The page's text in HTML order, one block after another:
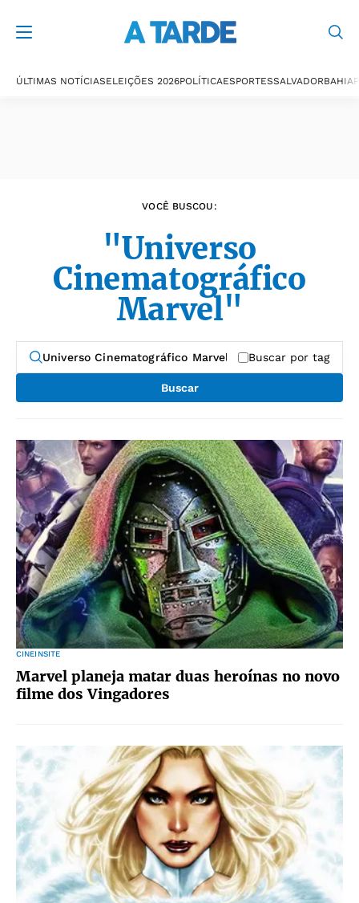
ÚLTIMAS NOTÍCIASELEIÇÕES 2026POLÍTICAESPORTESSALVADORBAHIA
VOCÊ BUSCOU:
"Universo
Cinematográfico
Marvel"
Buscar por tag
Buscar
CINEINSITE
Marvel planeja matar duas heroínas no novo
filme dos Vingadores